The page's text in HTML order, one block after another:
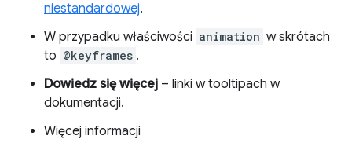
niestandardowej.
W przypadku właściwości animation w skrótach
to @keyframes .
Dowiedz się więcej – linki w tooltipach w
dokumentacji.
Więcej informacji